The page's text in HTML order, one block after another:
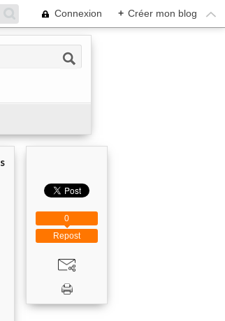
Connexion + Créer mon blog
Repost
0